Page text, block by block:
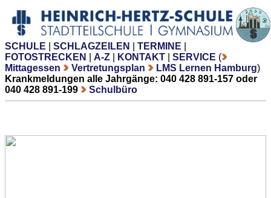
SCHULE SCHLAGZEILEN TERMINE
FOTOSTRECKEN
A-Z KONTAKT SERVICE (
Mittagessen
Vertretungsplan LMS Lernen Hamburg)
Krankmeldungen alle Jahrgänge: 040 428 891-157 oder
040 428 891-199
Schulbüro